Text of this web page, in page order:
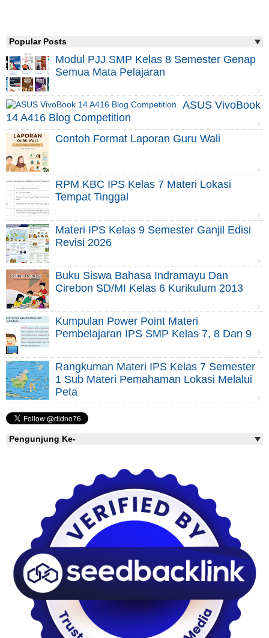
Popular Posts
Modul PJJ SMP Kelas 8 Semester Genap
Semua Mata Pelajaran
ASUS VivoBook
14 A416 Blog Competition
Contoh Format Laporan Guru Wali
RPM KBC IPS Kelas 7 Materi Lokasi
Tempat Tinggal
Materi IPS Kelas 9 Semester Ganjil Edisi
Revisi 2026
Buku Siswa Bahasa Indramayu Dan
Cirebon SD/MI Kelas 6 Kurikulum 2013
Kumpulan Power Point Materi
Pembelajaran IPS SMP Kelas 7, 8 Dan 9
Rangkuman Materi IPS Kelas 7 Semester
1 Sub Materi Pemahaman Lokasi Melalui
Peta
Pengunjung Ke-